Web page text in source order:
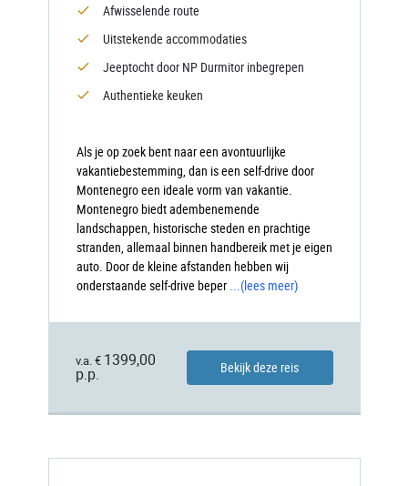
Afwisselende route
Uitstekende accommodaties
Jeeptocht door NP Durmitor inbegrepen
Authentieke keuken
Als je op zoek bent naar een avontuurlijke
vakantiebestemming, dan is een self-drive door
Montenegro een ideale vorm van vakantie.
Montenegro biedt adembenemende
landschappen, historische steden en prachtige
stranden, allemaal binnen handbereik met je eigen
auto. Door de kleine afstanden hebben wij
onderstaande self-drive beper ...(lees meer)
v.a. € 1399,00
p.p.
Bekijk deze reis